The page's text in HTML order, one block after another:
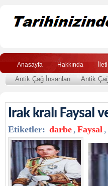
Anasayfa Hakkında
Antik Çağ İnsanları Antik
Irak kralı Faysal
Etiketler: darbe , Faysal ,